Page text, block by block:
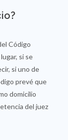
Código
si se
si uno de
prevé que
domicilio
del juez